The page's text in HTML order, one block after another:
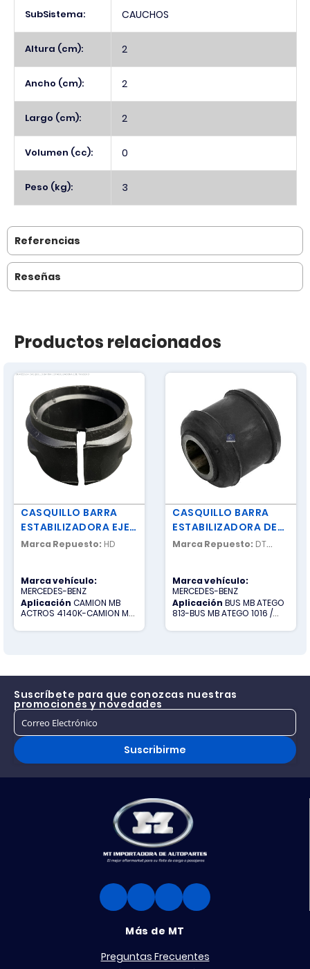
SubSistema: CAUCHOS
Altura (cm): 2
Ancho (cm): 2
Largo (cm): 2
Volumen (cc): 0
Peso (kg): 3
Referencias
Reseñas
Productos relacionados
CASQUILLO BARRA
ESTABILIZADORA EJE
TRASERO
Marca Repuesto: HD
Marca vehículo:
MERCEDES-BENZ
Aplicación CAMION MB
ACTROS 4140K-CAMION MB
CASQUILLO BARRA
ESTABILIZADORA DE
UNION A CONSOLA
Marca Repuesto: DT
Marca vehículo:
MERCEDES-BENZ
Aplicación BUS MB ATEGO
813-BUS MB ATEGO 1016 /
CAMION MB ATEGO 1725-
Suscríbete para que conozcas nuestras
promociones y novedades
Suscribirme
Más de MT
Preguntas Frecuentes